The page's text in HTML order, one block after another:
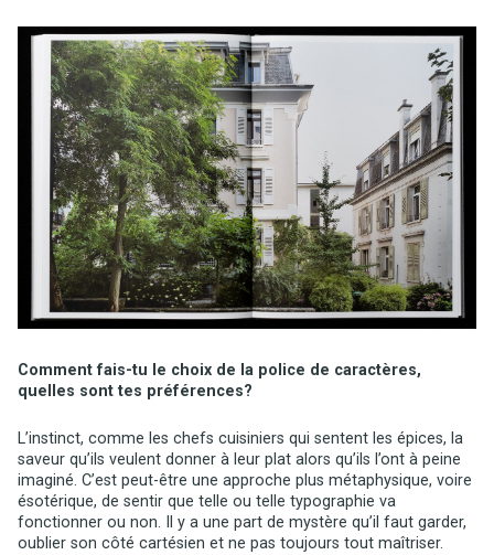
Comment fais-tu le choix de la police de caractères,
quelles sont tes préférences?
L’instinct, comme les chefs cuisiniers qui sentent les épices, la
saveur qu’ils veulent donner à leur plat alors qu’ils l’ont à peine
imaginé. C’est peut-être une approche plus métaphysique, voire
ésotérique, de sentir que telle ou telle typographie va
fonctionner ou non. Il y a une part de mystère qu’il faut garder,
oublier son côté cartésien et ne pas toujours tout maîtriser.